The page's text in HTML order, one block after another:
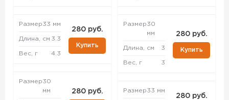
Размер33 мм
Длина, см 3.3
Вес, г 4.3
280 руб.
Купить
Размер30
мм
280 руб.
Размер30
мм
Длина, см 3
Вес, г 3
280 руб.
Купить
Размер33 мм
280 руб.